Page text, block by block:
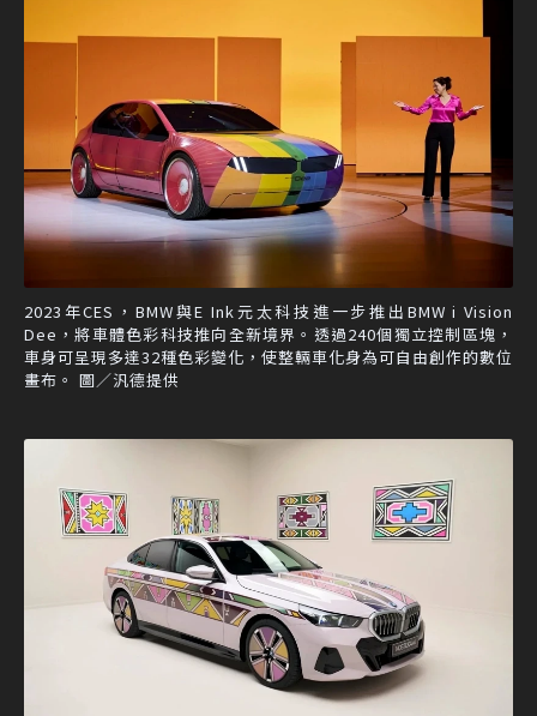
2023年CES，BMW與E Ink元太科技進一步推出BMW i Vision
Dee，將車體色彩科技推向全新境界。透過240個獨立控制區塊，
車身可呈現多達32種色彩變化，使整輛車化身為可自由創作的數位
畫布。 圖／汎德提供